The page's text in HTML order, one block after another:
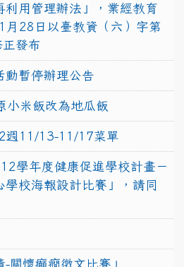
利用管理辦法」，業經教育
28日以臺教資（六）字第
發布
動暫停辦理公告
小米飯改為地瓜飯
週11/13-11/17菜單
學年度健康促進學校計畫－
學校海報設計比賽」，請同
關懷癲癇徵文比賽」